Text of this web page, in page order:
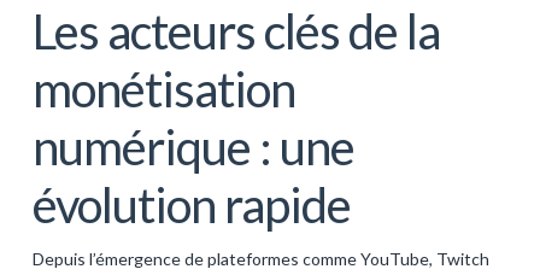
Les acteurs clés de la
monétisation
numérique : une
évolution rapide
Depuis l’émergence de plateformes comme YouTube, Twitch